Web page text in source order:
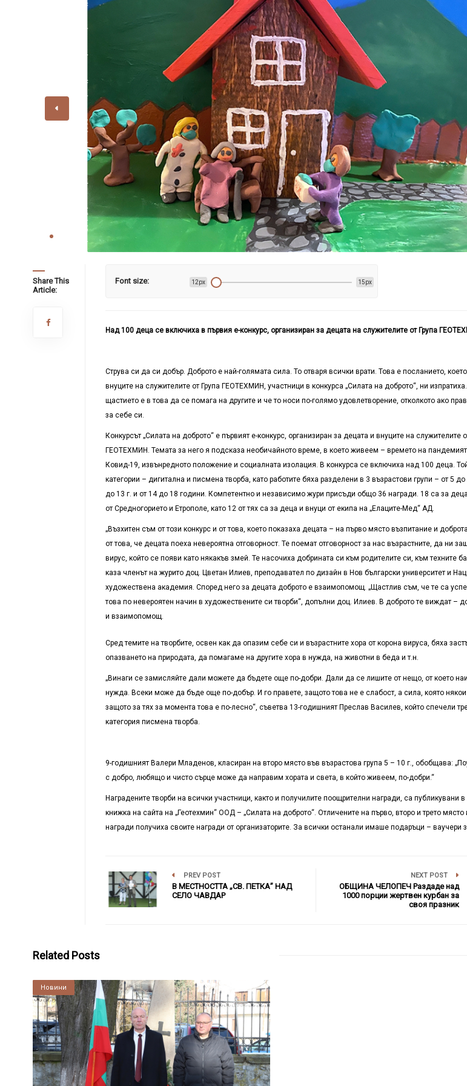
Share This
Article:
Font size: 12px 15px
Над 100 деца се включиха в първия е-конкурс, организиран за децата на служителите от Група
Струва си да си добър. Доброто е най-голямата сила. То отваря всички врати. Това е посланието,
внуците на служителите от Група ГЕОТЕХМИН, участници в конкурса „Силата на доброто“, ни
щастието е в това да се помага на другите и че то носи по-голямо удовлетворение, отколкото ако
за себе си.
Конкурсът „Силата на доброто“ е първият е-конкурс, организиран за децата и внуците на служителите
ГЕОТЕХМИН. Темата за него я подсказа необичайното време, в което живеем – времето на
Ковид-19, извънредното положение и социалната изолация. В конкурса се включиха над 100 деца.
категории – дигитална и писмена творба, като работите бяха разделени в 3 възрастови групи – от 5 до
до 13 г. и от 14 до 18 години. Компетентно и независимо жури присъди общо 36 награди. 18 са за
от Средногорието и Етрополе, като 12 от тях са за деца и внуци от екипа на „Елаците-Мед“ АД.
„Възхитен съм от този конкурс и от това, което показаха децата – на първо място възпитание и
от това, че децата поеха невероятна отговорност. Те поемат отговорност за нас възрастните, да ни
вирус, който се появи като някакъв змей. Те насочиха добрината си към родителите си, към техните
каза членът на журито доц. Цветан Илиев, преподавател по дизайн в Нов български университет и
художествена академия. Според него за децата доброто е взаимопомощ. „Щастлив съм, че те са
това по невероятен начин в художествените си творби“, допълни доц. Илиев. В доброто те виждат –
и взаимопомощ.
Сред темите на творбите, освен как да опазим себе си и възрастните хора от корона вируса, бяха
опазването на природата, да помагаме на другите хора в нужда, на животни в беда и т.н.
„Винаги се замисляйте дали можете да бъдете още по-добри. Дали да се лишите от нещо, от което
нужда. Все­ки може да бъде още по-добър. И го правете, защото това не е сла­бост, а сила, която някои
защото за тях за момента това е по-лесно“, съветва 13-годишният Преслав Василев, който спечели
категория писмена творба.
9-годишният Валери Младенов, класиран на второ място във възрастова група 5 – 10 г., обобщава:
с добро, любящо и чисто сърце може да напра­вим хората и света, в който живеем, по-добри.“
Наградените творби на всички участници, както и получилите поощрителни награди, са публикувани
книжка на сайта на „Геотехмин“ ООД – „Силата на доброто“. Отличените на първо, второ и трето
награди получиха своите награди от организаторите. За всички останали имаше подаръци – ваучери
PREV POST
В МЕСТНОСТТА „СВ. ПЕТКА” НАД
СЕЛО ЧАВДАР
NEXT POST
ОБЩИНА ЧЕЛОПЕЧ Раздаде над
1000 порции жертвен курбан за
своя празник
Related Posts
Култура
Новини